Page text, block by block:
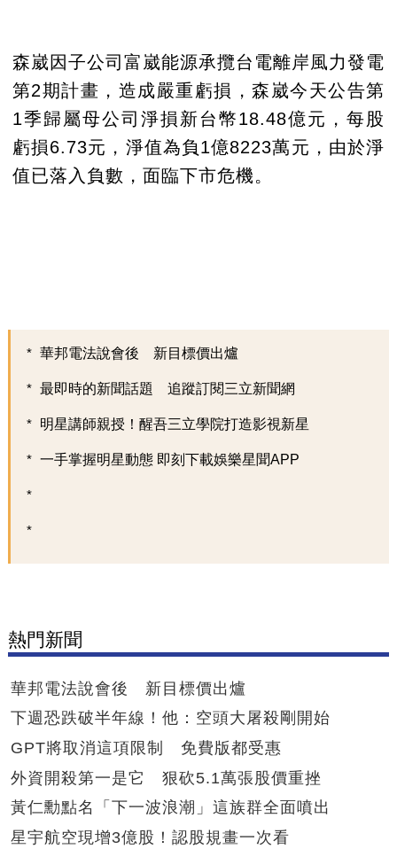
森崴因子公司富崴能源承攬台電離岸風力發電
第2期計畫，造成嚴重虧損，森崴今天公告第
1季歸屬母公司淨損新台幣18.48億元，每股
虧損6.73元，淨值為負1億8223萬元，由於淨
值已落入負數，面臨下市危機。
華邦電法說會後 新目標價出爐
最即時的新聞話題 追蹤訂閱三立新聞網
明星講師親授！醒吾三立學院打造影視新星
一手掌握明星動態 即刻下載娛樂星聞APP
熱門新聞
華邦電法說會後 新目標價出爐
下週恐跌破半年線！他：空頭大屠殺剛開始
GPT將取消這項限制 免費版都受惠
外資開殺第一是它 狠砍5.1萬張股價重挫
黃仁勳點名「下一波浪潮」這族群全面噴出
星宇航空現增3億股！認股規畫一次看